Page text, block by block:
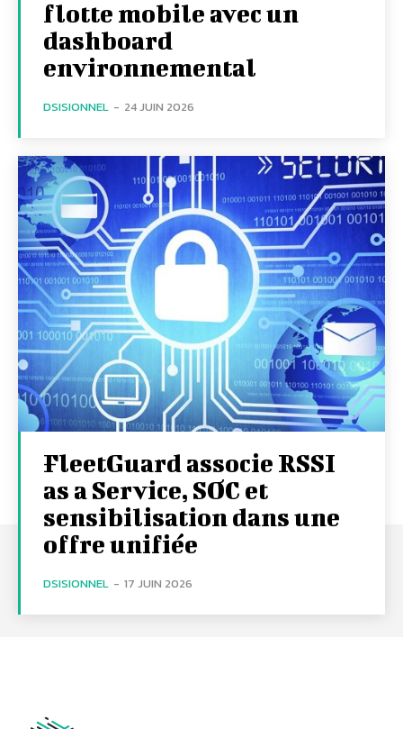
flotte mobile avec un
dashboard
environnemental
DSISIONNEL - 24 JUIN 2026
FleetGuard associe RSSI
as a Service, SOC et
sensibilisation dans une
offre unifiée
DSISIONNEL - 17 JUIN 2026